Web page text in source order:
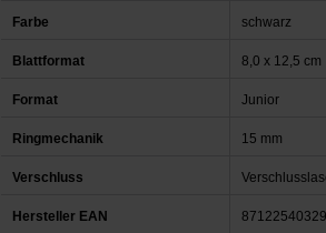
Farbe schwarz
Blattformat 8,0 x 12,5 cm
Format Junior
Ringmechanik 15 mm
Verschluss
Hersteller EAN